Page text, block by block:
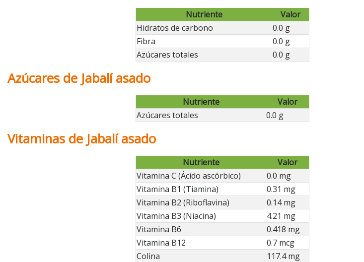
Nutriente
Valor
Hidratos de carbono
0.0 g
Fibra
0.0 g
Azúcares totales
0.0 g
Azúcares de Jabalí asado
Nutriente
Valor
Azúcares totales
0.0 g
Vitaminas de Jabalí asado
Nutriente
Valor
Vitamina C (Ácido ascórbico)
0.0 mg
Vitamina B1 (Tiamina)
0.31 mg
Vitamina B2 (Riboflavina)
0.14 mg
Vitamina B3 (Niacina)
4.21 mg
Vitamina B6
0.418 mg
Vitamina B12
0.7 mcg
Colina
117.4 mg